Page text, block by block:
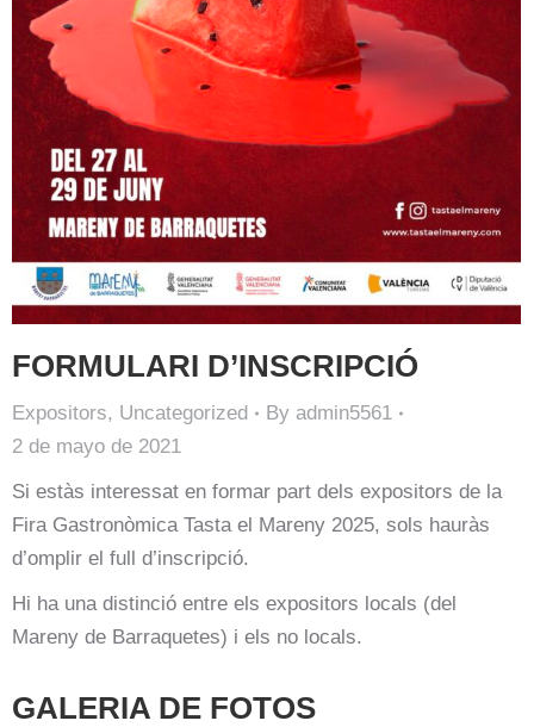
FORMULARI D’INSCRIPCIÓ
Expositors, Uncategorized By admin5561
2 de mayo de 2021
Si estàs interessat en formar part dels expositors de la
Fira Gastronòmica Tasta el Mareny 2025, sols hauràs
d’omplir el full d’inscripció.
Hi ha una distinció entre els expositors locals (del
Mareny de Barraquetes) i els no locals.
GALERIA DE FOTOS